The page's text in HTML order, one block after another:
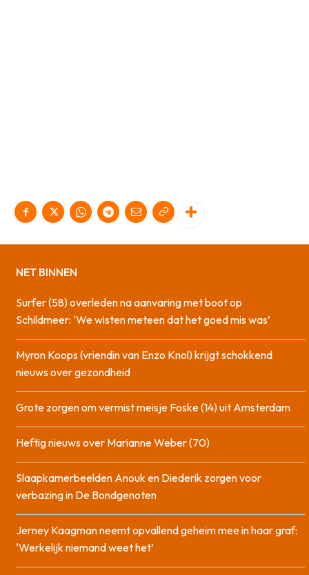
NET BINNEN
Surfer (58) overleden na aanvaring met boot op
Schildmeer: ‘We wisten meteen dat het goed mis was’
Myron Koops (vriendin van Enzo Knol) krijgt schokkend
nieuws over gezondheid
Grote zorgen om vermist meisje Foske (14) uit Amsterdam
Heftig nieuws over Marianne Weber (70)
Slaapkamerbeelden Anouk en Diederik zorgen voor
verbazing in De Bondgenoten
Jerney Kaagman neemt opvallend geheim mee in haar graf:
‘Werkelijk niemand weet het’